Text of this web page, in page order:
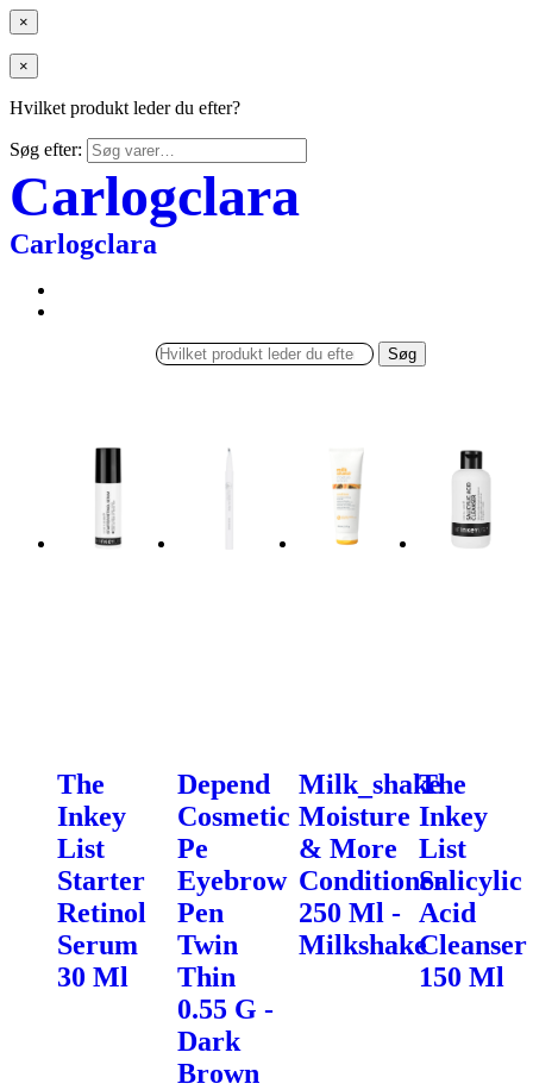
×
×
Hvilket produkt leder du efter?
Søg efter:
Carlogclara
Carlogclara
Søg
The
Inkey
List
Starter
Retinol
Serum
30 Ml
Depend
Cosmetic
Pe
Eyebrow
Pen
Twin
Thin
0.55 G -
Dark
Brown
Milk_shake
Moisture
& More
Conditioner
250 Ml -
Milkshake
The
Inkey
List
Salicylic
Acid
Cleanser
150 Ml